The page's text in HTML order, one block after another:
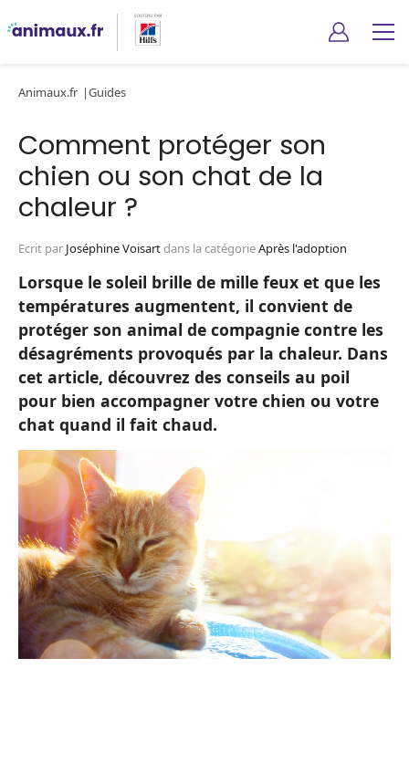
Animaux.fr Guides
Comment protéger son
chien ou son chat de la
chaleur ?
Ecrit par Joséphine Voisartdans la catégorieAprès l'adoption
Lorsque le soleil brille de mille feux et que les
températures augmentent, il convient de
protéger son animal de compagnie contre les
désagréments provoqués par la chaleur. Dans
cet article, découvrez des conseils au poil
pour bien accompagner votre chien ou votre
chat quand il fait chaud.